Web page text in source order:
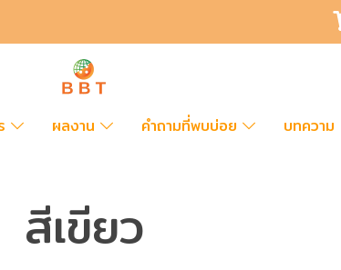
ผลงาน คำถามที่พบบ่อย บทความ
สีเขียว